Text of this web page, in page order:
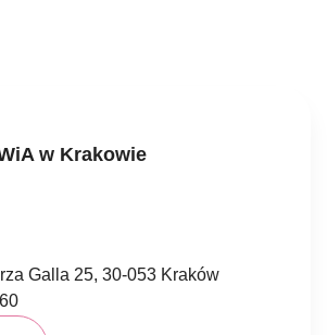
w Krakowie
Galla 25, 30-053 Kraków